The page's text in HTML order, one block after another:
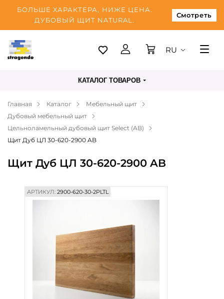
БОЛЬШЕ ХАРАКТЕРА, НИЖЕ ЦЕНА.
ДУБОВЫЙ ЩИТ NATURAL.
Смотреть
Таллинн
Оплата
О нас
Блог
Контакты
RU
КАТАЛОГ ТОВАРОВ
Главная Каталог
Мебельный щит
Дубовый мебельный щит
Цельноламельный дубовый щит Select (AB)
Щит Дуб ЦЛ 30-620-2900 AB
Щит Дуб ЦЛ 30-620-2900 AB
АРТИКУЛ:2900-620-30-2PLTL